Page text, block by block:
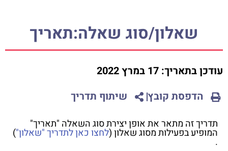
שאלון/סוג שאלה:תאריך
עודכן בתאריך:17 במרץ 2022
הדפסת קובץ
שיתוף תדריך
תדריך זה מתאר את אופן יצירת סוג השאלה "תאריך"
המופיע בפעילות מסוג שאלון (לחצו כאן לתדריך "שאלון")